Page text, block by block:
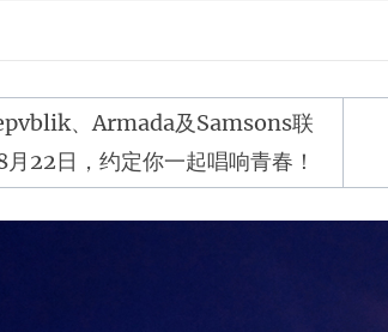
、Armada及Samsons联
22日，约定你一起唱响青春！